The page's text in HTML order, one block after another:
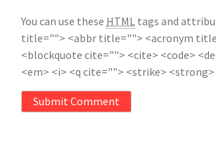
You can use these HTML tags and
title=""> <abbr title=""> <acronym
<blockquote cite=""> <cite> <code>
<em> <i> <q cite=""> <strike> <strong>
Submit Comment